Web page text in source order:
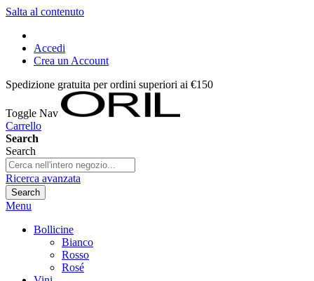
Salta al contenuto
Accedi
Crea un Account
Spedizione gratuita per ordini superiori ai €150
Toggle Nav
Carrello
Search
Search
Ricerca avanzata
Search
Menu
Bollicine
Bianco
Rosso
Rosé